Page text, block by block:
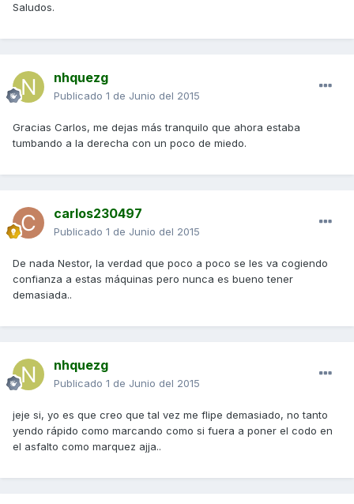
Saludos.
nhquezg
Publicado 1 de Junio del 2015
Gracias Carlos, me dejas más tranquilo que ahora estaba
tumbando a la derecha con un poco de miedo.
carlos230497
Publicado 1 de Junio del 2015
De nada Nestor, la verdad que poco a poco se les va cogiendo
confianza a estas máquinas pero nunca es bueno tener
demasiada..
nhquezg
Publicado 1 de Junio del 2015
jeje si, yo es que creo que tal vez me flipe demasiado, no tanto
yendo rápido como marcando como si fuera a poner el codo en
el asfalto como marquez ajja..